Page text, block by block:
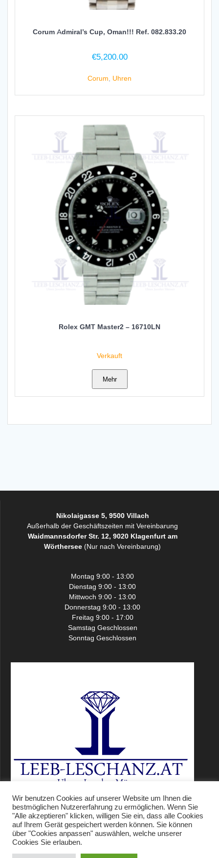
Corum Admiral’s Cup, Oman!!! Ref. 082.833.20
€5,200.00
Corum, Uhren
Rolex GMT Master2 – 16710LN
Verkauft
Mehr
Nikolaigasse 5, 9500 Villach
Außerhalb der Geschäftszeiten mit Vereinbarung
Waidmannsdorfer Str. 12, 9020 Klagenfurt am
Wörthersee (Nur nach Vereinbarung)
Montag 9:00 - 13:00
Dienstag 9:00 - 13:00
Mittwoch 9:00 - 13:00
Donnerstag 9:00 - 13:00
Freitag 9:00 - 17:00
Samstag Geschlossen
Sonntag Geschlossen
Wir benutzen Cookies auf unserer Website um Ihnen die
bestmöglichen Nutzererfahrung zu ermöglichen. Wenn Sie
"Alle akzeptieren" klicken, willigen Sie ein, dass alle Cookies
auf Ihrem Gerät gespeichert werden können. Sie können
über "Cookies anpassen" auswählen, welche unserer
Cookies Sie erlauben.